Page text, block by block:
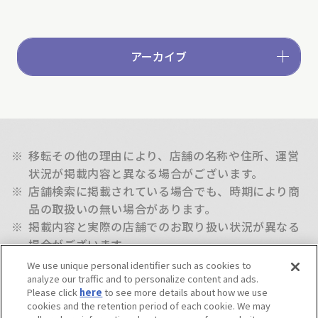
アーカイブ
※ 移転その他の理由により、店舗の名称や住所、運営
状況が掲載内容と異なる場合がございます。
※ 店舗検索に掲載されている場合でも、時期により商
品の取扱いの無い場合があります。
※ 掲載内容と実際の店舗でのお取り扱い状況が異なる
場合がございます。
新商品の取扱い開始日は店舗によって異なり、商品
ページに記載されている発売日と前後する場合があ
ります。
We use unique personal identifier such as cookies to
analyze our traffic and to personalize content and ads.
Please click here to see more details about how we use
cookies and the retention period of each cookie. We may